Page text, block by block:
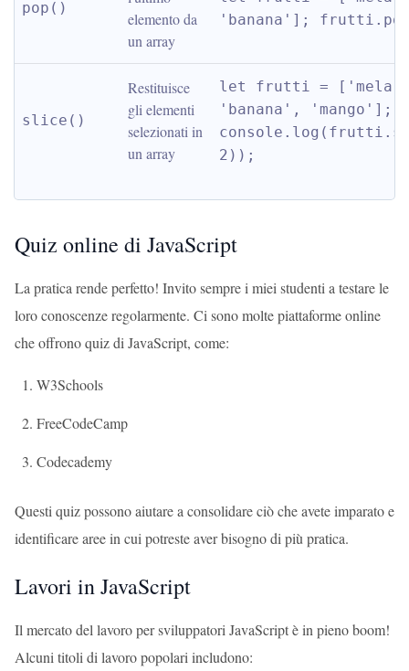
pop()
elemento da
un array
'banana'];
slice()
Restituisce
gli elementi
selezionati in
un array
let frutti =
'banana', 'mango'];
2));
Quiz online di JavaScript
La pratica rende perfetto! Invito sempre i miei studenti a testare le
loro conoscenze regolarmente. Ci sono molte piattaforme online
che offrono quiz di JavaScript, come:
W3Schools
FreeCodeCamp
Codecademy
Questi quiz possono aiutare a consolidare ciò che avete imparato e
identificare aree in cui potreste aver bisogno di più pratica.
Lavori in JavaScript
Il mercato del lavoro per sviluppatori JavaScript è in pieno boom!
Alcuni titoli di lavoro popolari includono: